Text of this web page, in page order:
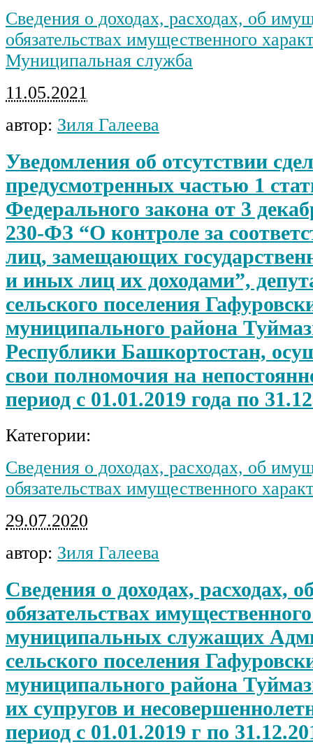
Сведения о доходах, расходах, об
обязательствах имущественного
Муниципальная служба
11.05.2021
автор: Зиля Галеева
Уведомления об отсутствии
предусмотренных частью 1
Федерального закона от 3
230-ФЗ “О контроле за
лиц, замещающих
и иных лиц их доходами”,
сельского поселения
муниципального района
Республики Башкортостан,
свои полномочия на
период с 01.01.2019 года по
Категории:
Сведения о доходах, расходах, об
обязательствах имущественного
29.07.2020
автор: Зиля Галеева
Сведения о доходах, расходах,
обязательствах
муниципальных служащих
сельского поселения
муниципального района
их супругов и
период с 01.01.2019 г по